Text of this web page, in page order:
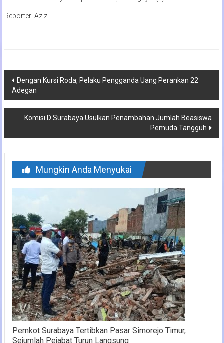
Reporter: Aziz.
Navigasi
pos
Dengan Kursi Roda, Pelaku Pengganda Uang Perankan 22
Adegan
Komisi D Surabaya Usulkan Penambahan Jumlah Beasiswa
Pemuda Tangguh
Mungkin Anda Menyukai
Pemkot Surabaya Tertibkan Pasar Simorejo Timur,
Sejumlah Pejabat Turun Langsung